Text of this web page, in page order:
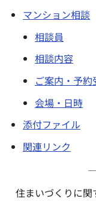
マンション相談
相談員
相談内容
ご案内・予約
会場・日時
添付ファイル
関連リンク
住まいづくりに